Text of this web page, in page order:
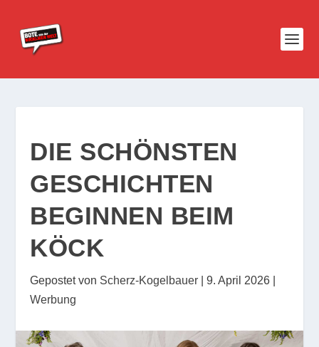
DIE SCHÖNSTEN
GESCHICHTEN
BEGINNEN BEIM
KÖCK
Gepostet von Scherz-Kogelbauer |9. April 2026
Werbung